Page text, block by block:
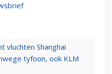
vluchten Shanghai
tyfoon, ook KLM